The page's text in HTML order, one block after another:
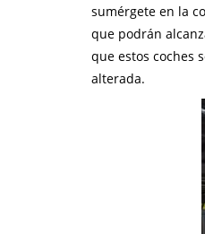
sumérgete en la
que podrán
que estos coches
alterada.